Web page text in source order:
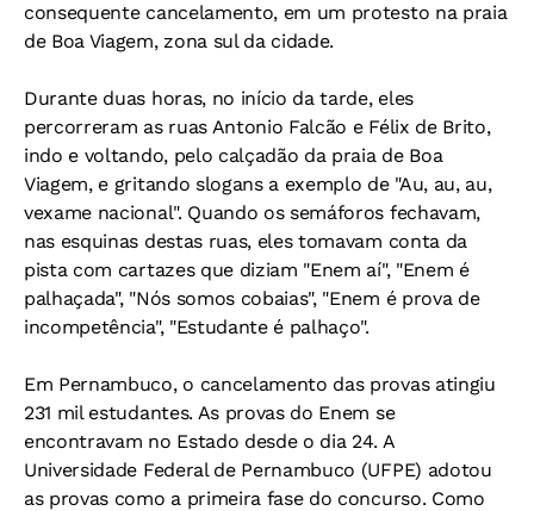
consequente cancelamento, em um protesto na praia
de Boa Viagem, zona sul da cidade.
Durante duas horas, no início da tarde, eles
percorreram as ruas Antonio Falcão e Félix de Brito,
indo e voltando, pelo calçadão da praia de Boa
Viagem, e gritando slogans a exemplo de "Au, au, au,
vexame nacional". Quando os semáforos fechavam,
nas esquinas destas ruas, eles tomavam conta da
pista com cartazes que diziam "Enem aí", "Enem é
palhaçada", "Nós somos cobaias", "Enem é prova de
incompetência", "Estudante é palhaço".
Em Pernambuco, o cancelamento das provas atingiu
231 mil estudantes. As provas do Enem se
encontravam no Estado desde o dia 24. A
Universidade Federal de Pernambuco (UFPE) adotou
as provas como a primeira fase do concurso. Como